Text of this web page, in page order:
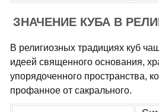
ЗНАЧЕНИЕ КУБА В
В религиозных традициях куб
идеей священного основания,
упорядоченного пространства,
профанное от сакрального.